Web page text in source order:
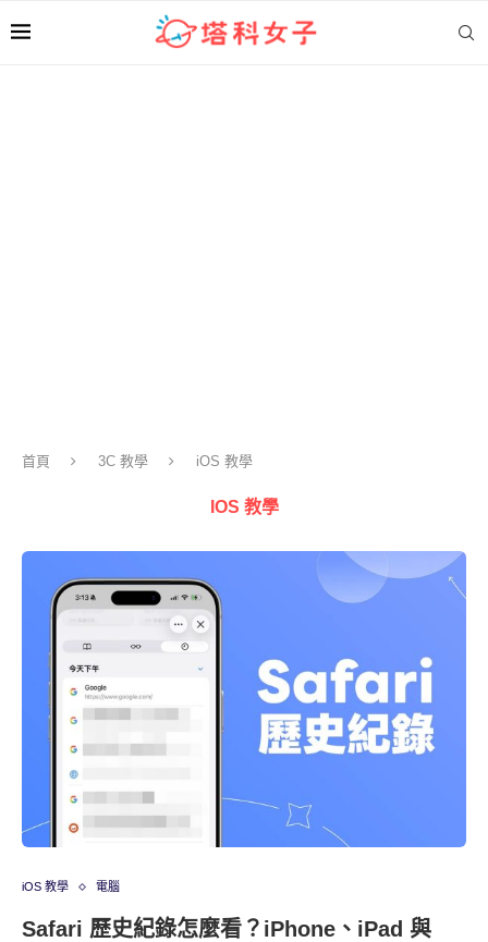
首頁 3C 教學 iOS 教學
IOS 教學
iOS 教學 電腦
Safari 歷史紀錄怎麼看？iPhone、iPad 與